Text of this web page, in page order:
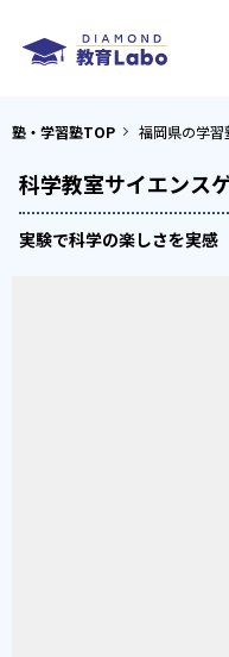
塾・学習塾TOP 福岡県の学習
科学教室サイエンス
実験で科学の楽しさを実感